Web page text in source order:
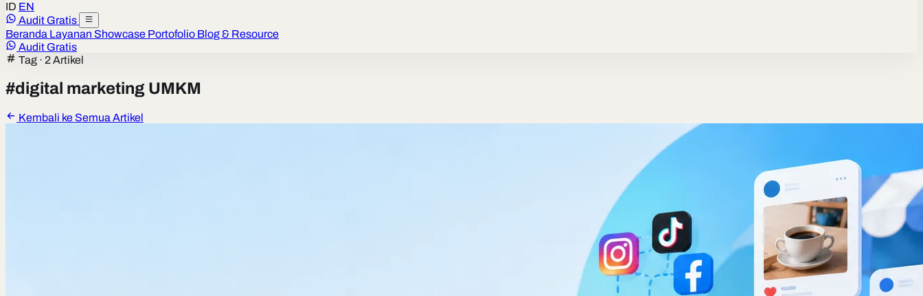
ID EN
Audit Gratis
Beranda Layanan Showcase Portofolio Blog & Resource
Audit Gratis
Tag · 2 Artikel
#digital marketing UMKM
Kembali ke Semua Artikel